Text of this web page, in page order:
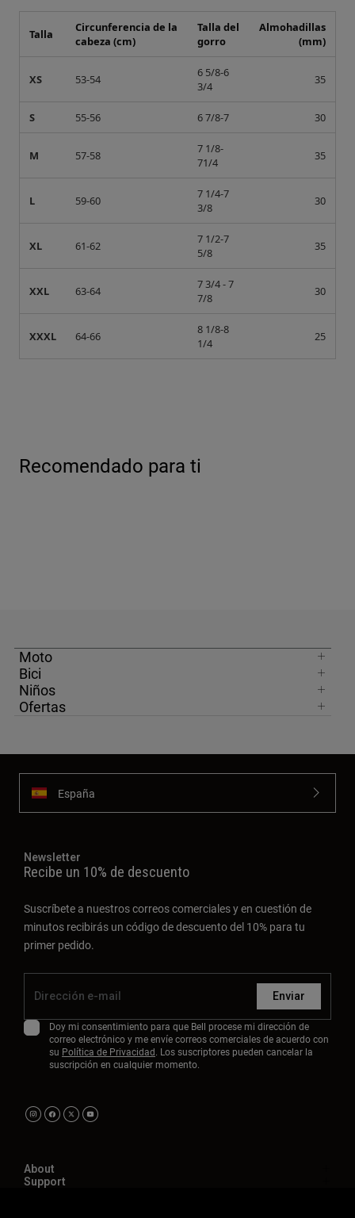
Talla
Circunferencia de la
cabeza (cm)
Talla del
gorro
Almohadillas
(mm)
XS 53-54
6 5/8-6
3/4
35
S 55-56 6 7/8-7 30
M 57-58
7 1/8-
71/4
35
L 59-60
7 1/4-7
3/8
30
XL 61-62
7 1/2-7
5/8
35
XXL 63-64
7 3/4 - 7
7/8
30
XXXL 64-66
8 1/8-8
1/4
25
Recomendado para ti
Moto
Bici
Niños
Ofertas
España
Newsletter
Recibe un 10% de descuento
Suscríbete a nuestros correos comerciales y en cuestión de
minutos recibirás un código de descuento del 10% para tu
primer pedido.
Enviar
Doy mi consentimiento para que Bell procese mi dirección de
correo electrónico y me envíe correos comerciales de acuerdo con
su Política de Privacidad. Los suscriptores pueden cancelar la
suscripción en cualquier momento.
About
Support